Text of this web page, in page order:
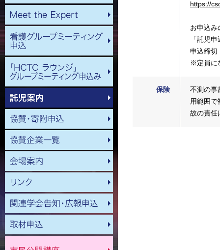
https://
お申込み
「託児
申込締切
※定員に
保険
不測の事
用範囲で
故の責任